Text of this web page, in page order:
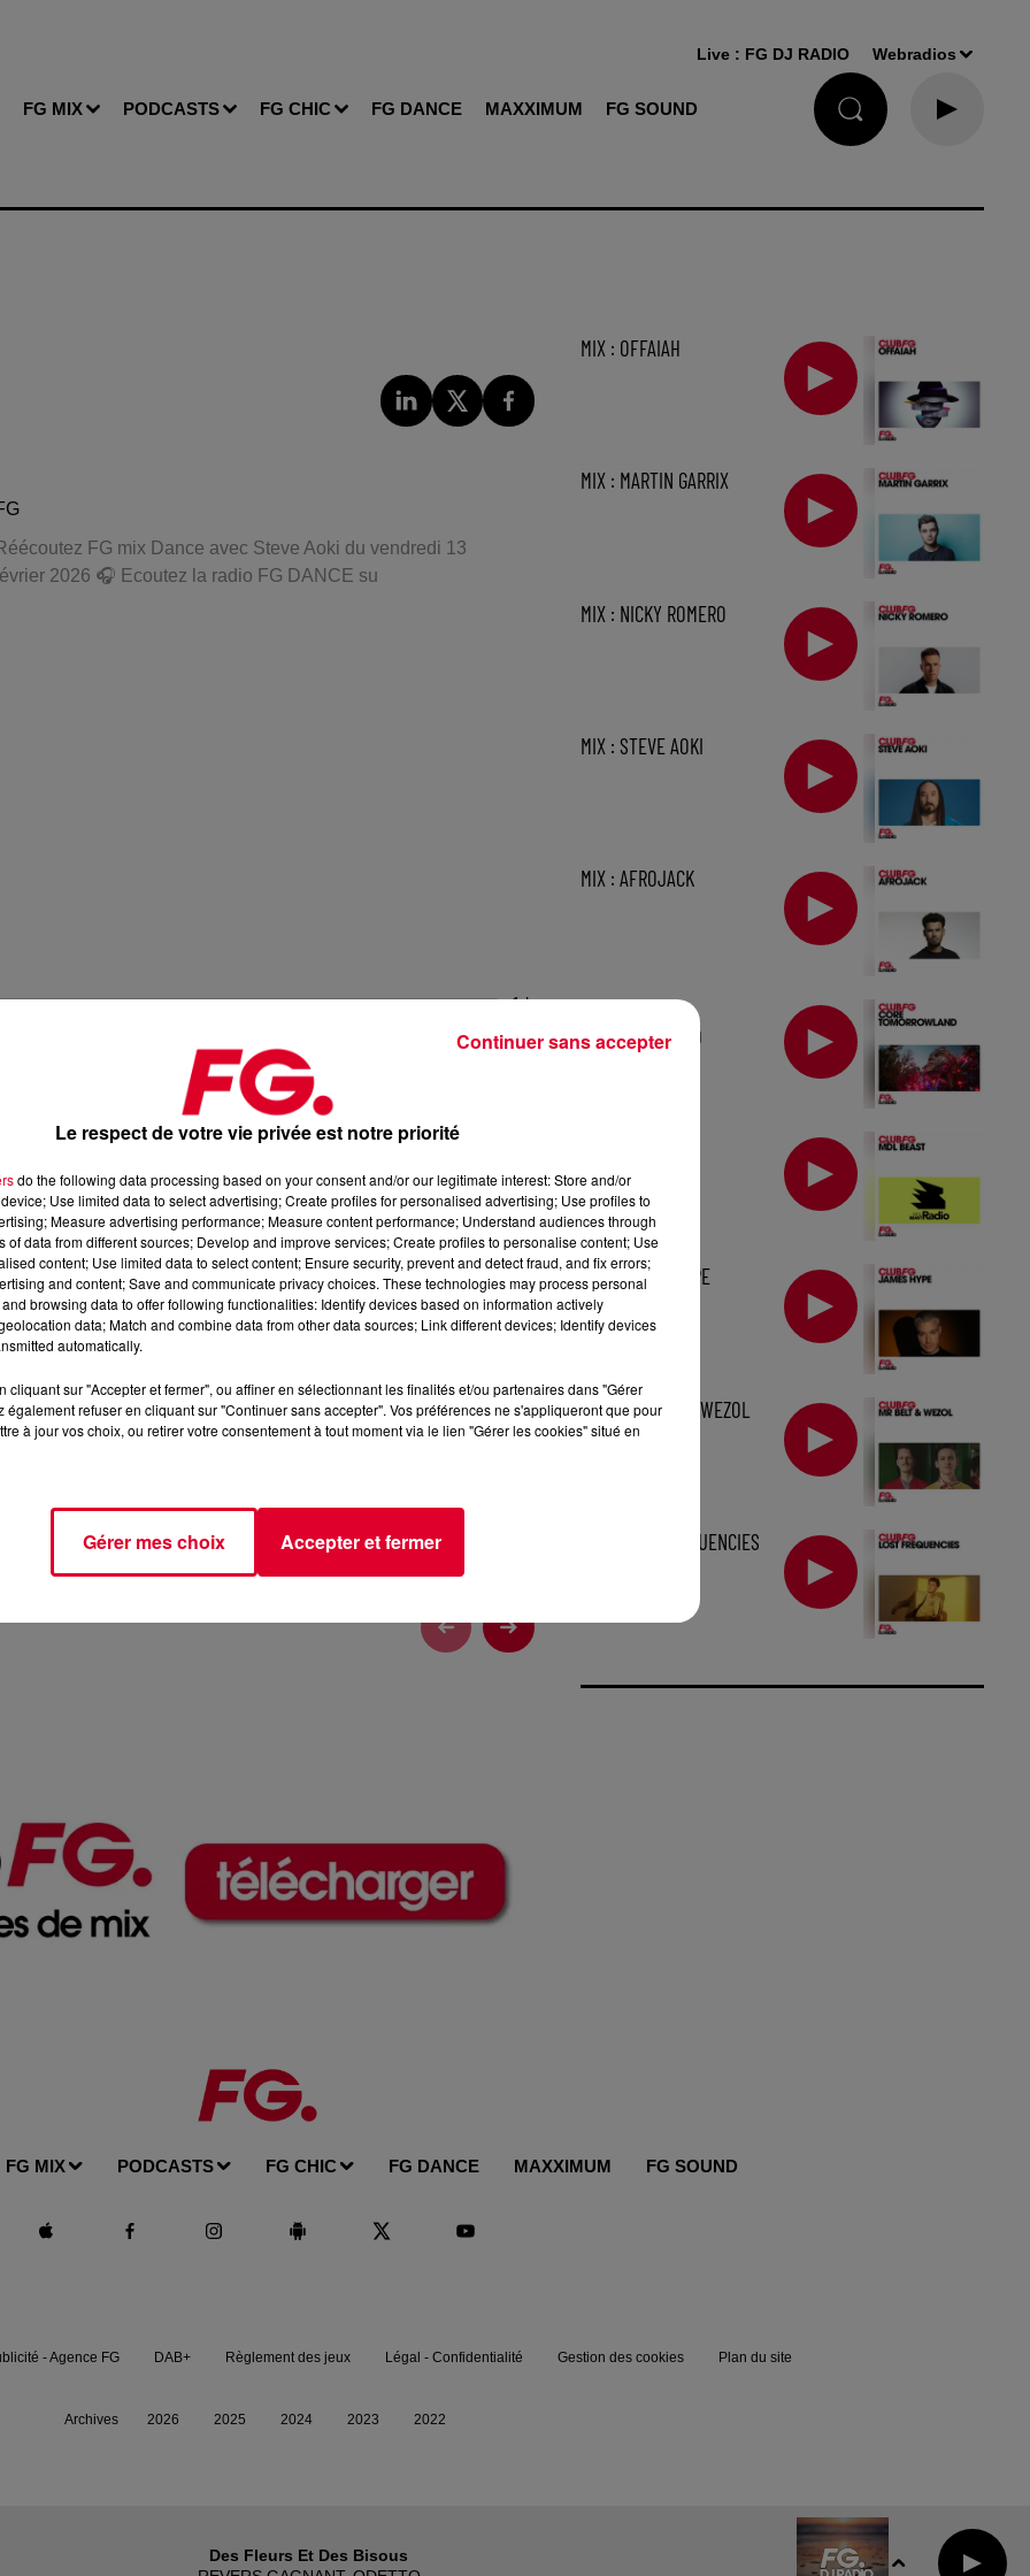
FG MIX PODCASTS FG CHIC FG DANCE MAXXIMUM FG SOUND
Live : FG DJ RADIO Webradios
FG mix Dance avec Steve Aoki du vendredi 13
2026 🎧 Ecoutez la radio FG DANCE su
1 h
février 2026
, 📱 et sur l’Application FG (IOShttps://urlz.fr/hhZxGoogle
rave et tech-house
MIX : OFFAIAH
MIX : MARTIN GARRIX
MIX : NICKY ROMERO
MIX : STEVE AOKI
MIX : AFROJACK
TOMORROWLAND
MIX : JAMES HYPE
MIX : MR BELT & WEZOL
MIX : LOST FREQUENCIES
FG MIX PODCASTS FG CHIC FG DANCE MAXXIMUM FG SOUND
Des Fleurs Et Des Bisous
- Agence FG DAB+ Règlement des jeux Légal - Confidentialité Gestion des cookies Plan du site
Archives 2026 2025 2024 2023 2022
Le respect de votre vie privée est notre priorité
do the following data processing based on your consent and/or our legitimate interest: Store and/or
Use limited data to select advertising; Create profiles for personalised advertising; Use profiles to
Measure advertising performance; Measure content performance; Understand audiences through
of data from different sources; Develop and improve services; Create profiles to personalise content; Use
content; Use limited data to select content; Ensure security, prevent and detect fraud, and fix errors;
and content; Save and communicate privacy choices. These technologies may process personal
browsing data to offer following functionalities: Identify devices based on information actively
data; Match and combine data from other data sources; Link different devices; Identify devices
automatically.
cliquant sur "Accepter et fermer", ou affiner en sélectionnant les finalités et/ou partenaires dans "Gérer
également refuser en cliquant sur "Continuer sans accepter". Vos préférences ne s'appliqueront que pour
à jour vos choix, ou retirer votre consentement à tout moment via le lien "Gérer les cookies" situé en
Gérer mes choix Accepter et fermer
Continuer sans accepter